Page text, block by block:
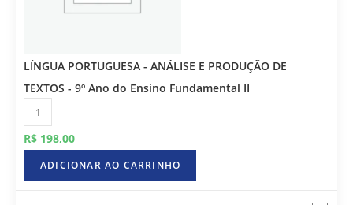
LÍNGUA PORTUGUESA - ANÁLISE E PRODUÇÃO DE
TEXTOS - 9º Ano do Ensino Fundamental II
R$ 198,00
ADICIONAR AO CARRINHO